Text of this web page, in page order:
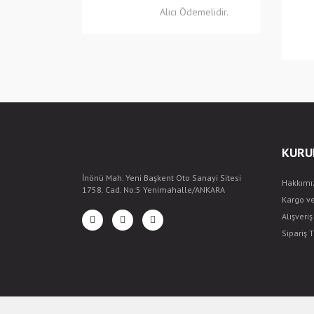
Alıcı Ödemelidir.
İnönü Mah. Yeni Başkent Oto Sanayi Sitesi
1758. Cad. No:5 Yenimahalle/ANKARA
Kargo
Sipariş